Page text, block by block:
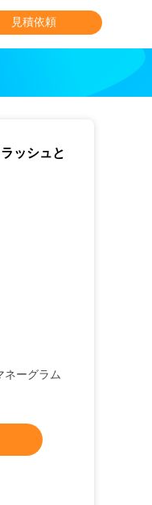
見積依頼
ッシュと
ネーグラム